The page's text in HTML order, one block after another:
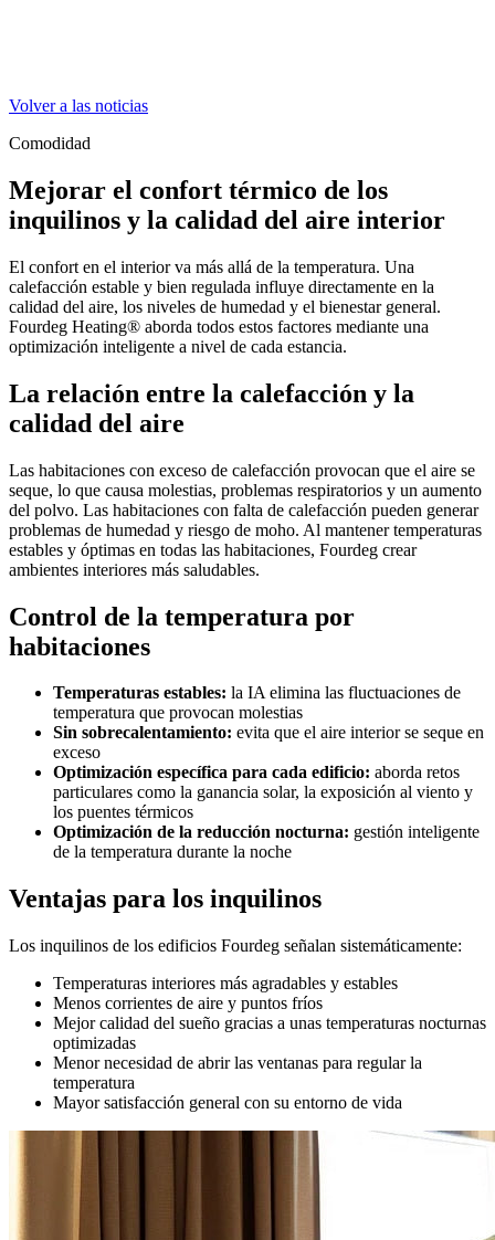
Volver a las noticias
Comodidad
Mejorar el confort térmico de los
inquilinos y la calidad del aire interior
El confort en el interior va más allá de la temperatura. Una
calefacción estable y bien regulada influye directamente en la
calidad del aire, los niveles de humedad y el bienestar general.
Fourdeg Heating® aborda todos estos factores mediante una
optimización inteligente a nivel de cada estancia.
La relación entre la calefacción y la
calidad del aire
Las habitaciones con exceso de calefacción provocan que el aire se
seque, lo que causa molestias, problemas respiratorios y un aumento
del polvo. Las habitaciones con falta de calefacción pueden generar
problemas de humedad y riesgo de moho. Al mantener temperaturas
estables y óptimas en todas las habitaciones, Fourdeg crear
ambientes interiores más saludables.
Control de la temperatura por
habitaciones
Temperaturas estables: la IA elimina las fluctuaciones de
temperatura que provocan molestias
Sin sobrecalentamiento: evita que el aire interior se seque en
exceso
Optimización específica para cada edificio: aborda retos
particulares como la ganancia solar, la exposición al viento y
los puentes térmicos
Optimización de la reducción nocturna: gestión inteligente
de la temperatura durante la noche
Ventajas para los inquilinos
Los inquilinos de los edificios Fourdeg señalan sistemáticamente:
Temperaturas interiores más agradables y estables
Menos corrientes de aire y puntos fríos
Mejor calidad del sueño gracias a unas temperaturas nocturnas
optimizadas
Menor necesidad de abrir las ventanas para regular la
temperatura
Mayor satisfacción general con su entorno de vida